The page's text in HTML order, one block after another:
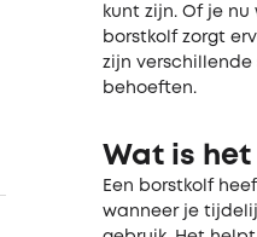
kunt zijn. Of je
borstkolf zorgt
zijn verschillende
behoeften.
Wat is
Een borstkolf
wanneer je